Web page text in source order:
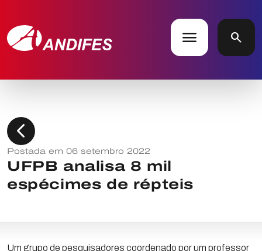
menu search
chevron_left
Postada em 06 setembro 2022
UFPB analisa 8 mil
espécimes de répteis
Um grupo de pesquisadores coordenado por um professor